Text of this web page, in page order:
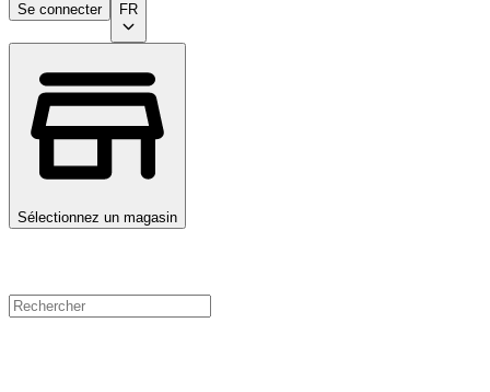
Se connecter FR
Sélectionnez un magasin